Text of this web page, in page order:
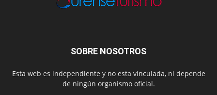
SOBRE NOSOTROS
Esta web es independiente y no esta vinculada, ni depende
de ningún organismo oficial.